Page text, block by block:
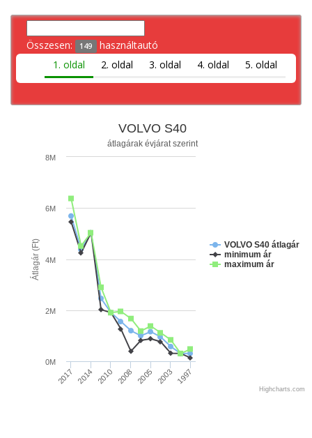
Összesen: 149 használtautó
1. oldal
2. oldal 3. oldal 4. oldal 5. oldal
Átlagár (Ft)
VOLVO S40
átlagárak évjárat szerint
VOLVO S40 átlagár
minimum ár
maximum ár
2017 2014 2010 2008 2005 2003 1997
0M
2M
4M
6M
8M
Highcharts.com